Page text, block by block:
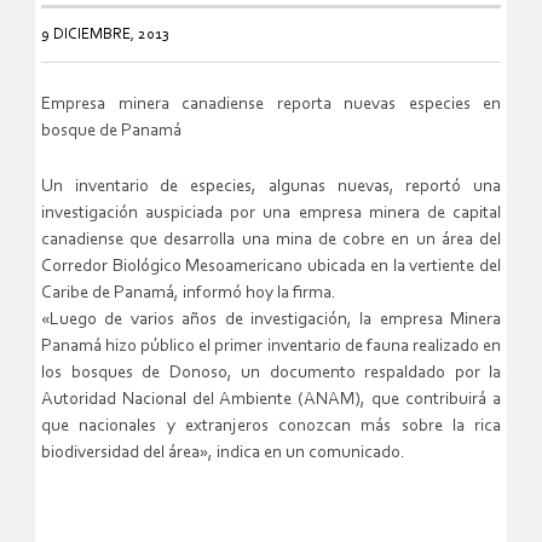
9 DICIEMBRE, 2013
Empresa minera canadiense reporta nuevas especies en
bosque de Panamá
Un inventario de especies, algunas nuevas, reportó una
investigación auspiciada por una empresa minera de capital
canadiense que desarrolla una mina de cobre en un área del
Corredor Biológico Mesoamericano ubicada en la vertiente del
Caribe de Panamá, informó hoy la firma.
«Luego de varios años de investigación, la empresa Minera
Panamá hizo público el primer inventario de fauna realizado en
los bosques de Donoso, un documento respaldado por la
Autoridad Nacional del Ambiente (ANAM), que contribuirá a
que nacionales y extranjeros conozcan más sobre la rica
biodiversidad del área», indica en un comunicado.